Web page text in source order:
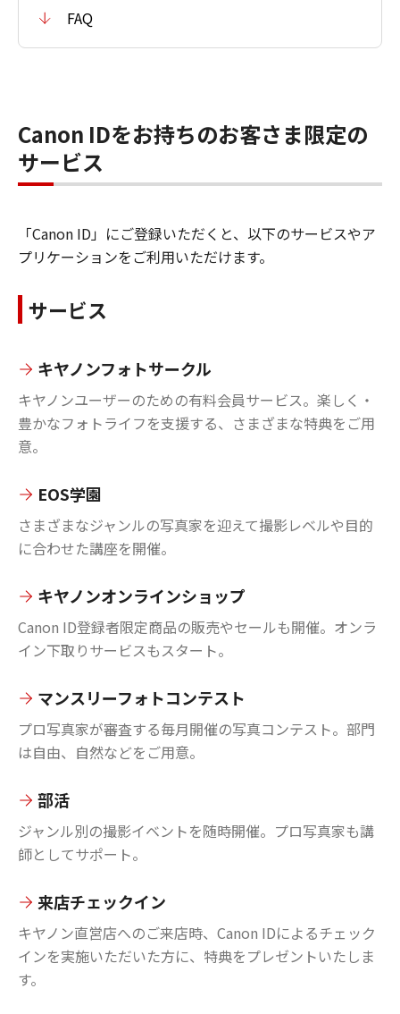
FAQ
Canon IDをお持ちのお客さま限定の
サービス
「Canon ID」にご登録いただくと、以下のサービスやア
プリケーションをご利用いただけます。
サービス
キヤノンフォトサークル
キヤノンユーザーのための有料会員サービス。楽しく・
豊かなフォトライフを支援する、さまざまな特典をご用
意。
EOS学園
さまざまなジャンルの写真家を迎えて撮影レベルや目的
に合わせた講座を開催。
キヤノンオンラインショップ
Canon ID登録者限定商品の販売やセールも開催。オンラ
イン下取りサービスもスタート。
マンスリーフォトコンテスト
プロ写真家が審査する毎月開催の写真コンテスト。部門
は自由、自然などをご用意。
部活
ジャンル別の撮影イベントを随時開催。プロ写真家も講
師としてサポート。
来店チェックイン
キヤノン直営店へのご来店時、Canon IDによるチェック
インを実施いただいた方に、特典をプレゼントいたしま
す。